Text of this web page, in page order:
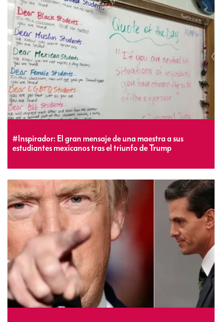
#Inspirador: El gran mensaje de una maestra a sus
estudiantes mexicanos tras el triunfo de Trump